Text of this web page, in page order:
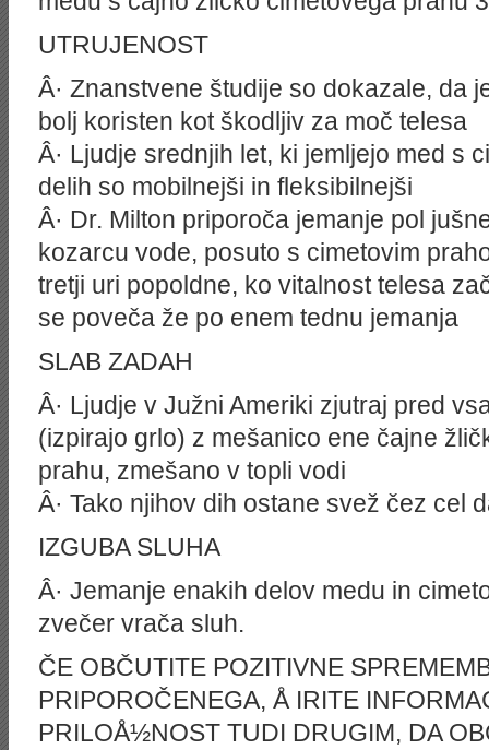
UTRUJENOST
Â· Znanstvene študije so dokazale, da
bolj koristen kot škodljiv za moč telesa
Â· Ljudje srednjih let, ki jemljejo med s
delih so mobilnejši in fleksibilnejši
Â· Dr. Milton priporoča jemanje pol
kozarcu vode, posuto s cimetovim
tretji uri popoldne, ko vitalnost telesa
se poveča že po enem tednu jemanja
SLAB ZADAH
Â· Ljudje v Južni Ameriki zjutraj pred
(izpirajo grlo) z mešanico ene čajne
prahu, zmešano v topli vodi
Â· Tako njihov dih ostane svež čez cel
IZGUBA SLUHA
Â· Jemanje enakih delov medu in
zvečer vrača sluh.
ČE OBČUTITE POZITIVNE
PRIPOROČENEGA, Å IRITE
PRILOÅ½NOST TUDI DRUGIM, DA